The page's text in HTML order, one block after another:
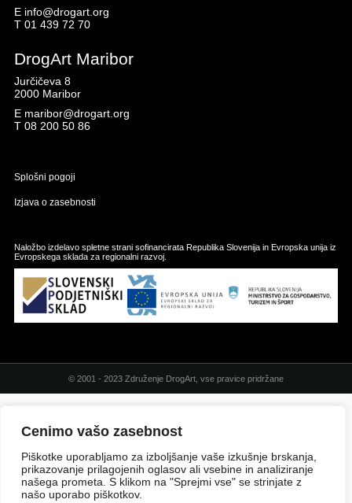
Cenimo vašo zasebnost
Piškotke uporabljamo za izboljšanje vaše izkušnje brskanja,
prikazovanje prilagojenih oglasov ali vsebine in analiziranje
našega prometa. S klikom na "Sprejmi vse" se strinjate z
našo uporabo piškotkov.
E info@drogart.org
T 01 439 72 70
DrogArt Maribor
Jurčičeva 8
2000 Maribor
E maribor@drogart.org
T 08 200 50 86
Splošni pogoji
Izjava o zasebnosti
Naložbo izdelavo spletne strani sofinancirata Republika Slovenija in Evropska unija iz
Evropskega sklada za regionalni razvoj.
© 2001 - 2023 Združenje DrogArt, vse pravice pridržane